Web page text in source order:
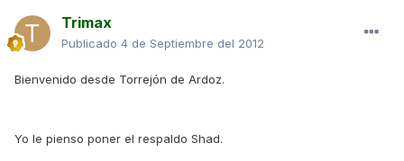
Trimax
Publicado 4 de Septiembre del 2012
Bienvenido desde Torrejón de Ardoz.
Yo le pienso poner el respaldo Shad.